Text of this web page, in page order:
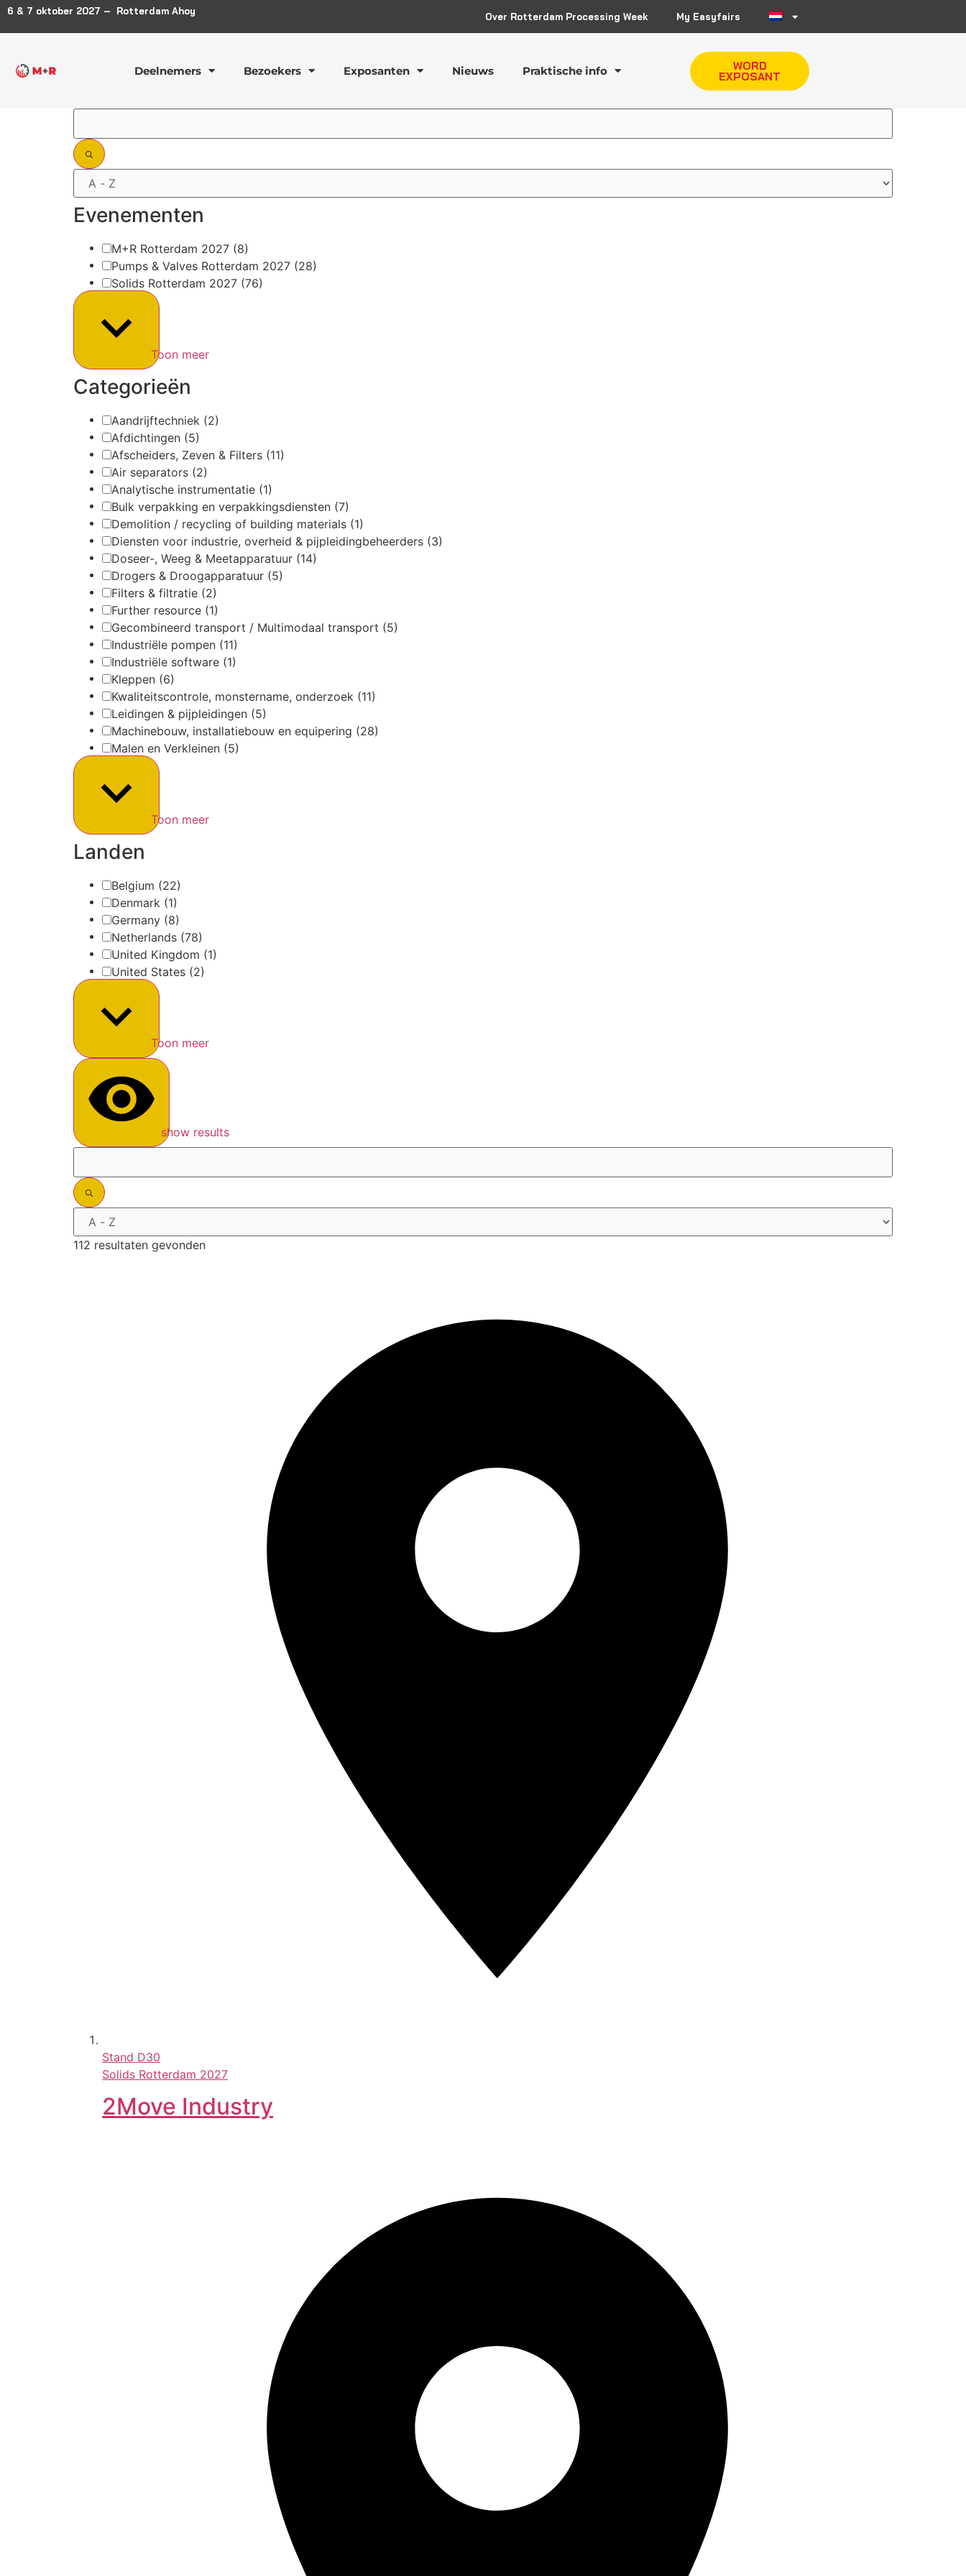
6 & 7 oktober 2027 – Rotterdam Ahoy Over Rotterdam Processing Week My Easyfairs
Deelnemers Bezoekers Exposanten Nieuws Praktische info WORD
EXPOSANT
Evenementen
M+R Rotterdam 2027 (8)
Pumps & Valves Rotterdam 2027 (28)
Solids Rotterdam 2027 (76)
Toon meer
Categorieën
Aandrijftechniek (2)
Afdichtingen (5)
Afscheiders, Zeven & Filters (11)
Air separators (2)
Analytische instrumentatie (1)
Bulk verpakking en verpakkingsdiensten (7)
Demolition / recycling of building materials (1)
Diensten voor industrie, overheid & pijpleidingbeheerders (3)
Doseer-, Weeg & Meetapparatuur (14)
Drogers & Droogapparatuur (5)
Filters & filtratie (2)
Further resource (1)
Gecombineerd transport / Multimodaal transport (5)
Industriële pompen (11)
Industriële software (1)
Kleppen (6)
Kwaliteitscontrole, monstername, onderzoek (11)
Leidingen & pijpleidingen (5)
Machinebouw, installatiebouw en equipering (28)
Malen en Verkleinen (5)
Toon meer
Landen
Belgium (22)
Denmark (1)
Germany (8)
Netherlands (78)
United Kingdom (1)
United States (2)
Toon meer
show results
112 resultaten gevonden
Stand D30
Solids Rotterdam 2027
2Move Industry